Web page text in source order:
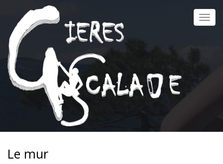
contenu
principal
Le mur